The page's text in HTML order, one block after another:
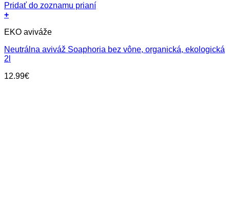
Pridať do zoznamu prianí
+
EKO aviváže
Neutrálna aviváž Soaphoria bez vône, organická, ekologická
2l
12.99€